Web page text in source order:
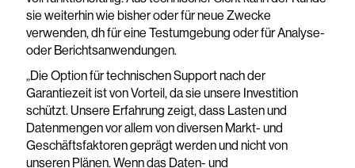
sie weiterhin wie bisher oder für neue Zwecke
verwenden, dh für eine Testumgebung oder für Analyse-
oder Berichtsanwendungen.
„Die Option für technischen Support nach der
Garantiezeit ist von Vorteil, da sie unsere Investition
schützt. Unsere Erfahrung zeigt, dass Lasten und
Datenmengen vor allem von diversen Markt- und
Geschäftsfaktoren geprägt werden und nicht von
unseren Plänen. Wenn das Daten- und